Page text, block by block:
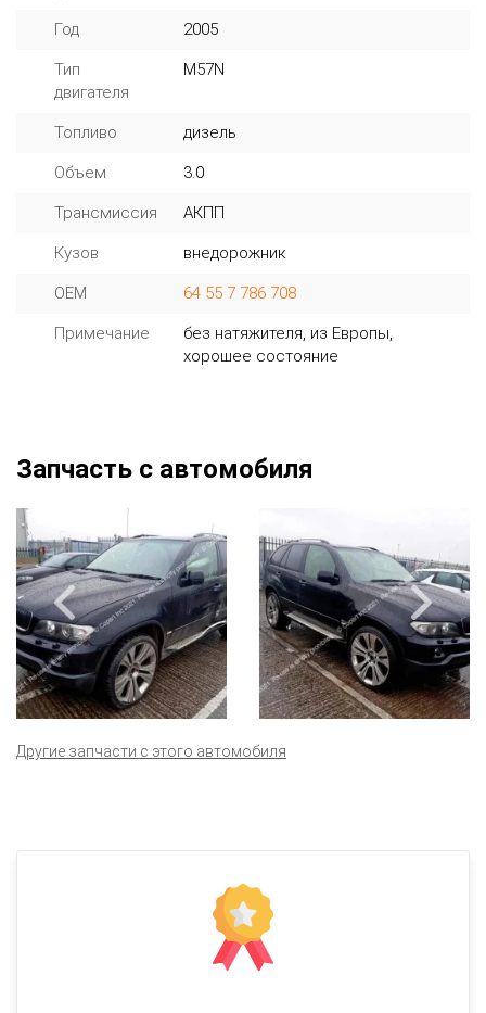
Год 2005
Тип
двигателя
M57N
Топливо дизель
Объем 3.0
Трансмиссия АКПП
Кузов внедорожник
OEM 64 55 7 786 708
Примечание
без натяжителя, из Европы,
хорошее состояние
Запчасть с автомобиля
Другие запчасти с этого автомобиля